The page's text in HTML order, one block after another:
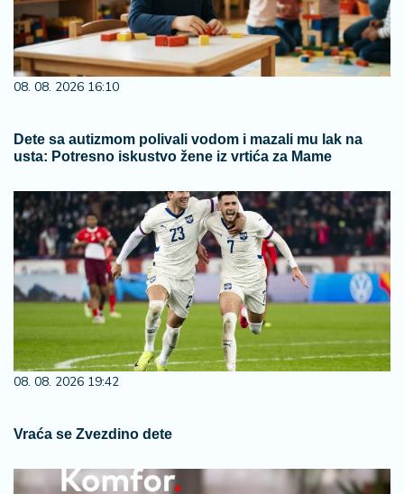
08. 08. 2026 16:10
Dete sa autizmom polivali vodom i mazali mu lak na
usta: Potresno iskustvo žene iz vrtića za Mame
08. 08. 2026 19:42
Vraća se Zvezdino dete